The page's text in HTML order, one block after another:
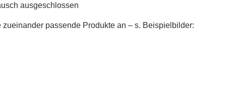
ausgeschlossen
zueinander passende Produkte an – s. Beispielbilder: